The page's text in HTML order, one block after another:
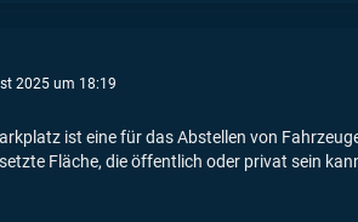
2025 um 18:19
ist eine für das Abstellen von
Fläche, die öffentlich oder privat sein